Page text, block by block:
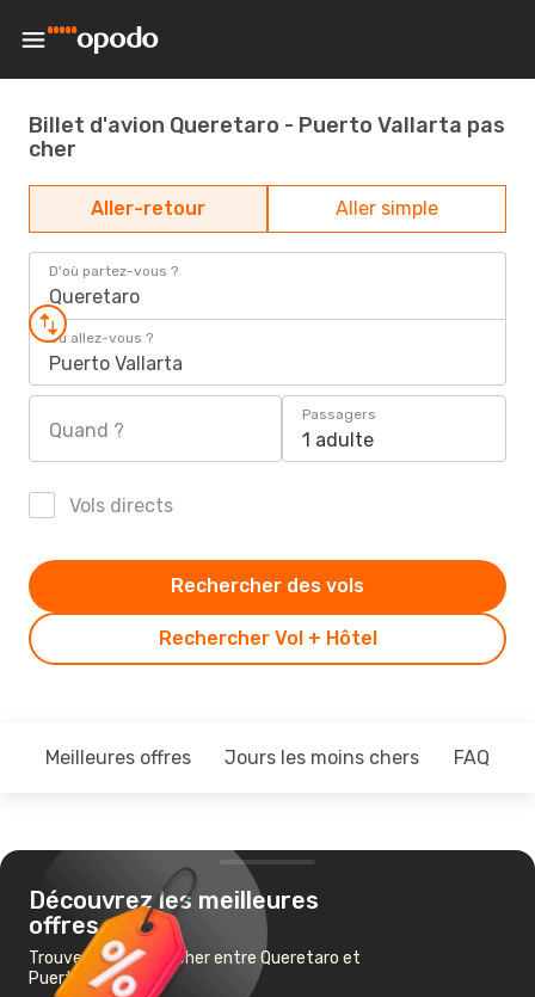
Billet d'avion Queretaro - Puerto Vallarta pas
cher
Aller-retour Aller simple
D'où partez-vous ?
Queretaro
Où allez-vous ?
Puerto Vallarta
Quand ?
Passagers
1 adulte
Vols directs
Rechercher Vol + Hôtel
Rechercher des vols
Meilleures offres Jours les moins chers FAQ
Découvrez les meilleures
offres
Trouvez un vol pas cher entre Queretaro et
Puerto Vallarta